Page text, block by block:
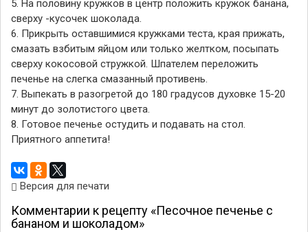
5. На половину кружков в центр положить кружок банана,
сверху -кусочек шоколада.
6. Прикрыть оставшимися кружками теста, края прижать,
смазать взбитым яйцом или только желтком, посыпать
сверху кокосовой стружкой. Шпателем переложить
печенье на слегка смазанный противень.
7. Выпекать в разогретой до 180 градусов духовке 15-20
минут до золотистого цвета.
8. Готовое печенье остудить и подавать на стол.
Приятного аппетита!
Версия для печати
Комментарии к рецепту «Песочное печенье с
бананом и шоколадом»